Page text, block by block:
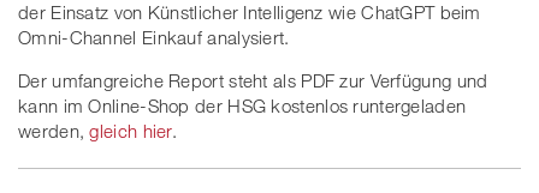
der Einsatz von Künstlicher Intelligenz wie ChatGPT beim
Omni-Channel Einkauf analysiert.
Der umfangreiche Report steht als PDF zur Verfügung und
kann im Online-Shop der HSG kostenlos runtergeladen
werden,gleich hier.